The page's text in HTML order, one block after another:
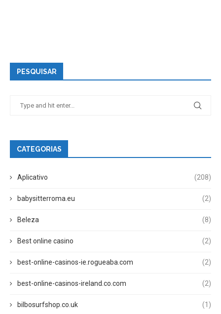
PESQUISAR
CATEGORIAS
Aplicativo (208)
babysitterroma.eu (2)
Beleza (8)
Best online casino (2)
best-online-casinos-ie.rogueaba.com (2)
best-online-casinos-ireland.co.com (2)
bilbosurfshop.co.uk (1)